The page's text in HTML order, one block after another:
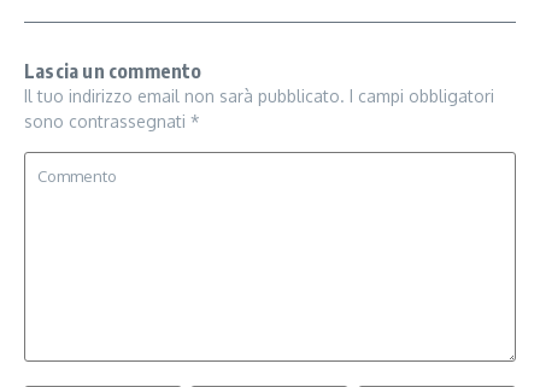
Lascia un commento
Il tuo indirizzo email non sarà pubblicato. I campi obbligatori
sono contrassegnati *